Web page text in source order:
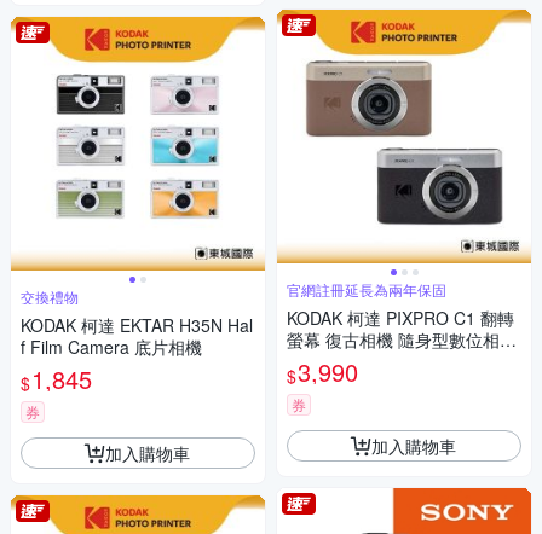
交換禮物
KODAK 柯達 EKTAR H35N Hal
f Film Camera 底片相機
$1,845
券
加入購物車
官網註冊延長為兩年保固
KODAK 柯達 PIXPRO C1 翻轉
螢幕 復古相機 隨身型數位相機
公司貨
$3,990
券
加入購物車